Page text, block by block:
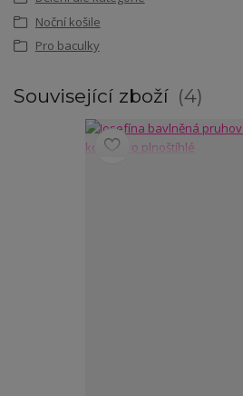
Noční košile
Pro baculky
Související zboží 4